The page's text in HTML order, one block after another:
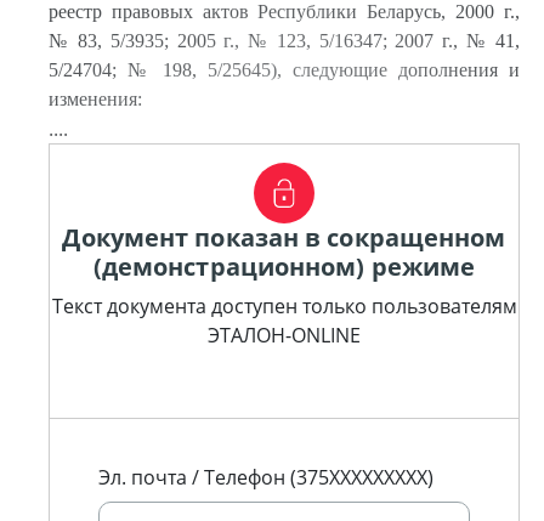
реестр правовых актов Республики Беларусь, 2000 г.,
№ 83, 5/3935; 2005 г., № 123, 5/16347; 2007 г., № 41,
5/24704; № 198, 5/25645), следующие дополнения и
изменения:
....
Документ показан в сокращенном
(демонстрационном) режиме
Текст документа доступен только пользователям
ЭТАЛОН-ONLINE
Эл. почта / Телефон (375XXXXXXXXX)